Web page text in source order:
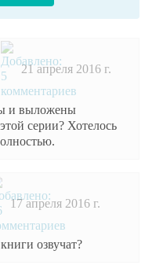
21 апреля 2016 г.
и выложены
серии? Хотелось
17 апреля 2016 г.
озвучат?